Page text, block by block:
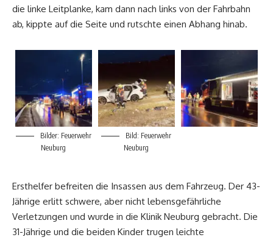
die linke Leitplanke, kam dann nach links von der Fahrbahn
ab, kippte auf die Seite und rutschte einen Abhang hinab.
Bilder: Feuerwehr
Neuburg
Bild: Feuerwehr
Neuburg
Ersthelfer befreiten die Insassen aus dem Fahrzeug. Der 43-
Jährige erlitt schwere, aber nicht lebensgefährliche
Verletzungen und wurde in die Klinik Neuburg gebracht. Die
31-Jährige und die beiden Kinder trugen leichte